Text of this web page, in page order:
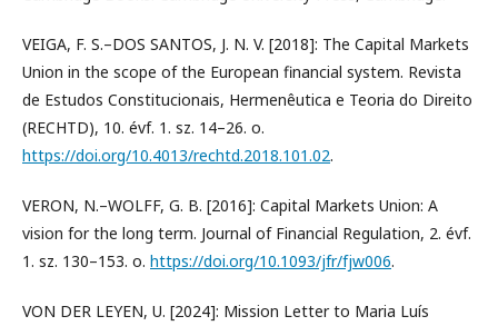
VEIGA, F. S.–DOS SANTOS, J. N. V. [2018]: The Capital Markets
Union in the scope of the European financial system. Revista
de Estudos Constitucionais, Hermenêutica e Teoria do Direito
(RECHTD), 10. évf. 1. sz. 14–26. o.
https://doi.org/10.4013/rechtd.2018.101.02.
VERON, N.–WOLFF, G. B. [2016]: Capital Markets Union: A
vision for the long term. Journal of Financial Regulation, 2. évf.
1. sz. 130–153. o. https://doi.org/10.1093/jfr/fjw006.
VON DER LEYEN, U. [2024]: Mission Letter to Maria Luís